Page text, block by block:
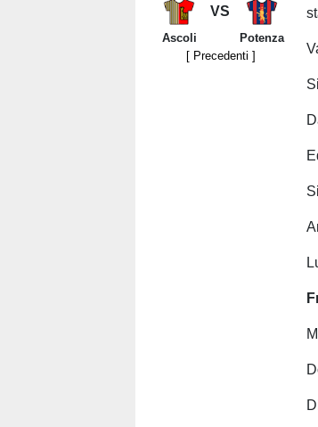
VS
Ascoli
Potenza
[ Precedenti ]